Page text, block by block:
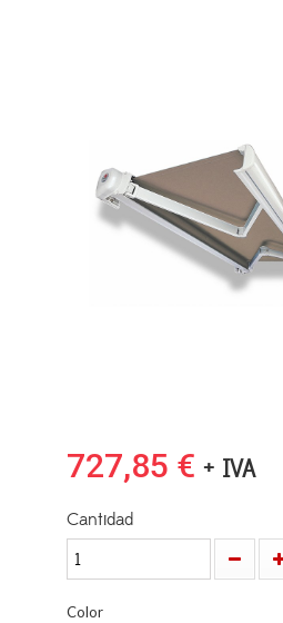
727,85 € + IVA
Cantidad
Color